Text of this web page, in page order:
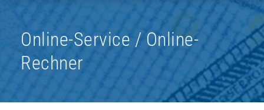
Online-Service / Online-
Rechner